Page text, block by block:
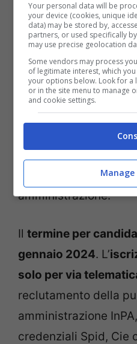
cittadinanza italiana,
godimento dei diritti
idoneità psico-
dell’elettorato
riportato condanne
impediscono
pubblica
stati destituiti,
impiego presso una
amministrazione.
Il termine per
gennaio 2024. L’
solo per via
reclutamento della
amministrazione
credenziali Spid, Cie
Your personal data will be
your device (cookies, unique
data) may be stored by,
partners, or used specifically
may use precise geolocation
Some vendors may process
of legitimate interest, which
your options below. Look for a
or in the site menu to manage
and cookie settings.